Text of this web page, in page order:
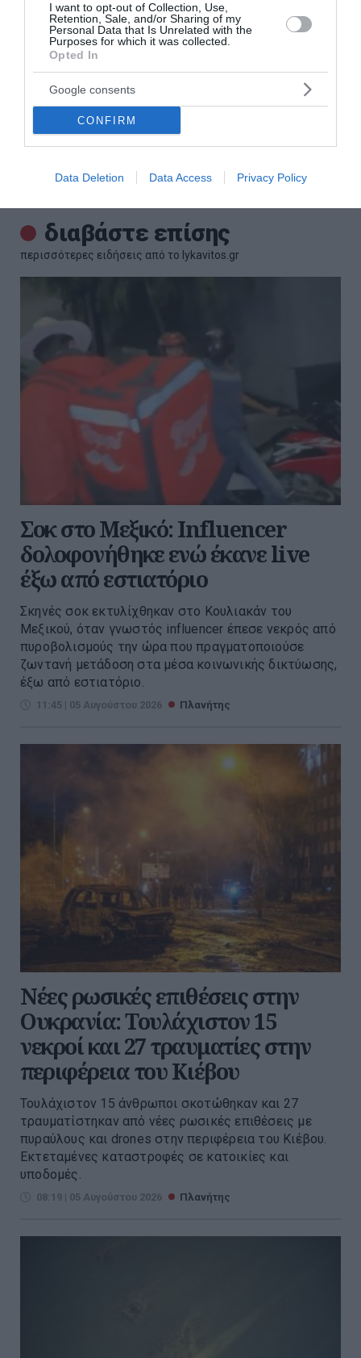
I want to opt-out of Collection, Use,
Retention, Sale, and/or Sharing of my
Personal Data that Is Unrelated with the
Purposes for which it was collected.
Opted In
Google consents
CONFIRM
Data Deletion Data Access Privacy Policy
Γερμανία: Σύγκρουση δύο τραμ στο
Γκελζενκίρχεν – Τουλάχιστον 25 τραυματίες
Γκελζενκίρχεν της Βόρειας Ρηνανίας-Βεστφαλίας στη
Γερμανία. Μεγάλη επιχείρηση των υπηρεσιών έκτακτης
06 Αυγούστου 2026
διαβάστε επίσης
περισσότερες ειδήσεις από το lykavitos.gr
Σοκ στο Μεξικό: Influencer
δολοφονήθηκε ενώ έκανε live
έξω από εστιατόριο
Σκηνές σοκ εκτυλίχθηκαν στο Κουλιακάν του
Μεξικού, όταν γνωστός influencer έπεσε νεκρός από
πυροβολισμούς την ώρα που πραγματοποιούσε
ζωντανή μετάδοση στα μέσα κοινωνικής δικτύωσης,
έξω από εστιατόριο.
11:45 | 05 Αυγούστου 2026 Πλανήτης
Νέες ρωσικές επιθέσεις στην
Ουκρανία: Τουλάχιστον 15
νεκροί και 27 τραυματίες στην
περιφέρεια του Κιέβου
Τουλάχιστον 15 άνθρωποι σκοτώθηκαν και 27
τραυματίστηκαν από νέες ρωσικές επιθέσεις με
πυραύλους και drones στην περιφέρεια του Κιέβου.
Εκτεταμένες καταστροφές σε κατοικίες και
υποδομές.
08:19 | 05 Αυγούστου 2026 Πλανήτης